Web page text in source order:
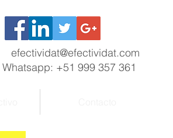
efectividat@efectividat.com
Whatsapp: +51 999 357 361